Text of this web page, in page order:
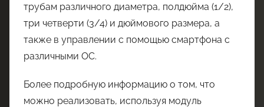
трубам различного диаметра, полдюйма (1/2),
три четверти (3/4) и дюймового размера, а
также в управлении с помощью смартфона с
различными ОС.
Более подробную информацию о том, что
можно реализовать, используя модуль